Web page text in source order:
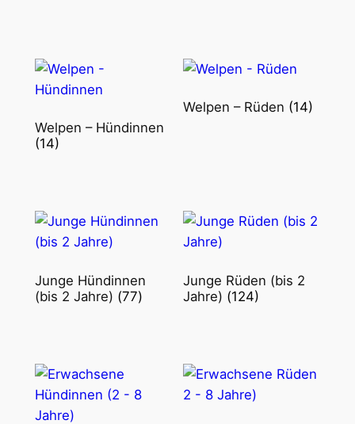
Welpen – Hündinnen
(14)
Welpen – Rüden (14)
Junge Hündinnen
(bis 2 Jahre) (77)
Junge Rüden (bis 2
Jahre) (124)